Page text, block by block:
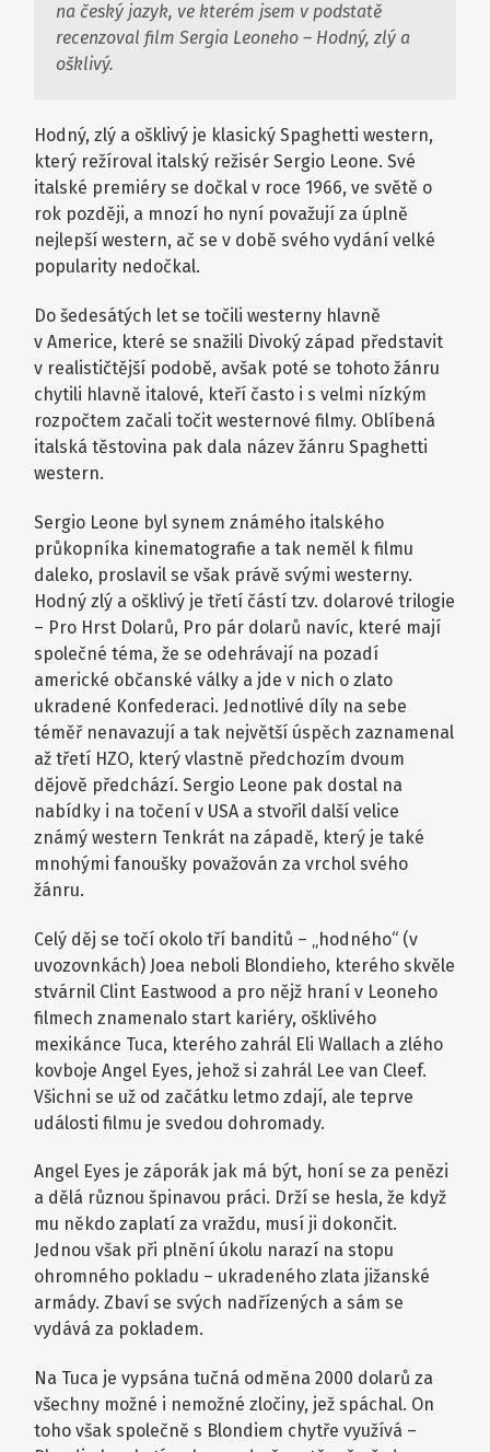
na český jazyk, ve kterém jsem v podstatě
recenzoval film Sergia Leoneho – Hodný, zlý a
ošklivý.
Hodný, zlý a ošklivý je klasický Spaghetti western,
který režíroval italský režisér Sergio Leone. Své
italské premiéry se dočkal v roce 1966, ve světě o
rok později, a mnozí ho nyní považují za úplně
nejlepší western, ač se v době svého vydání velké
popularity nedočkal.
Do šedesátých let se točili westerny hlavně
v Americe, které se snažili Divoký západ představit
v realističtější podobě, avšak poté se tohoto žánru
chytili hlavně italové, kteří často i s velmi nízkým
rozpočtem začali točit westernové filmy. Oblíbená
italská těstovina pak dala název žánru Spaghetti
western.
Sergio Leone byl synem známého italského
průkopníka kinematografie a tak neměl k filmu
daleko, proslavil se však právě svými westerny.
Hodný zlý a ošklivý je třetí částí tzv. dolarové trilogie
– Pro Hrst Dolarů, Pro pár dolarů navíc, které mají
společné téma, že se odehrávají na pozadí
americké občanské války a jde v nich o zlato
ukradené Konfederaci. Jednotlivé díly na sebe
téměř nenavazují a tak největší úspěch zaznamenal
až třetí HZO, který vlastně předchozím dvoum
dějově předchází. Sergio Leone pak dostal na
nabídky i na točení v USA a stvořil další velice
známý western Tenkrát na západě, který je také
mnohými fanoušky považován za vrchol svého
žánru.
Celý děj se točí okolo tří banditů – „hodného“ (v
uvozovnkách) Joea neboli Blondieho, kterého skvěle
stvárnil Clint Eastwood a pro nějž hraní v Leoneho
filmech znamenalo start kariéry, ošklivého
mexikánce Tuca, kterého zahrál Eli Wallach a zlého
kovboje Angel Eyes, jehož si zahrál Lee van Cleef.
Všichni se už od začátku letmo zdají, ale teprve
události filmu je svedou dohromady.
Angel Eyes je záporák jak má být, honí se za penězi
a dělá různou špinavou práci. Drží se hesla, že když
mu někdo zaplatí za vraždu, musí ji dokončit.
Jednou však při plnění úkolu narazí na stopu
ohromného pokladu – ukradeného zlata jižanské
armády. Zbaví se svých nadřízených a sám se
vydává za pokladem.
Na Tuca je vypsána tučná odměna 2000 dolarů za
všechny možné i nemožné zločiny, jež spáchal. On
toho však společně s Blondiem chytře využívá –